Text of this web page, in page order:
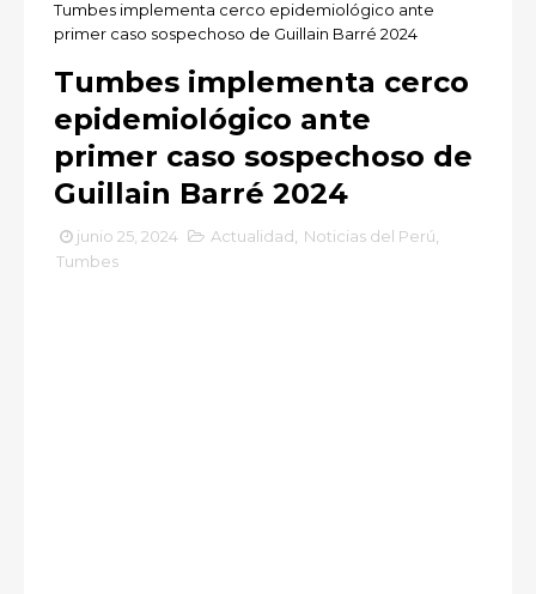
Tumbes implementa cerco epidemiológico ante
primer caso sospechoso de Guillain Barré 2024
Tumbes implementa cerco
epidemiológico ante
primer caso sospechoso de
Guillain Barré 2024
junio 25, 2024 Actualidad Noticias del Perú
Tumbes